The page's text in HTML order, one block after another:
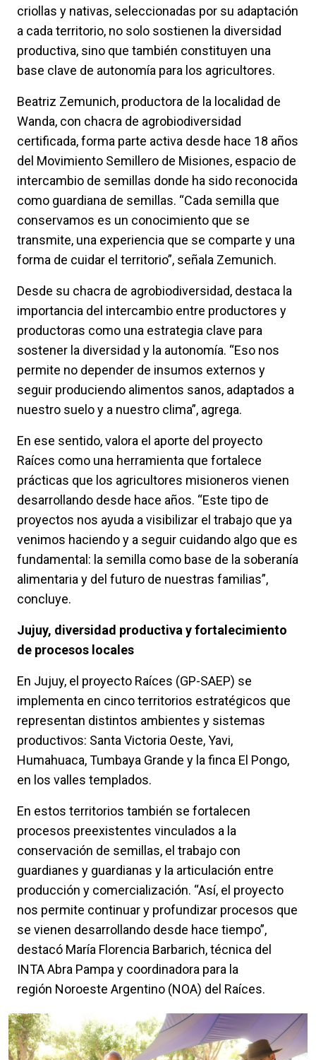
criollas y nativas, seleccionadas por su adaptación
a cada territorio, no solo sostienen la diversidad
productiva, sino que también constituyen una
base clave de autonomía para los agricultores.
Beatriz Zemunich, productora de la localidad de
Wanda, con chacra de agrobiodiversidad
certificada, forma parte activa desde hace 18 años
del Movimiento Semillero de Misiones, espacio de
intercambio de semillas donde ha sido reconocida
como guardiana de semillas. “Cada semilla que
conservamos es un conocimiento que se
transmite, una experiencia que se comparte y una
forma de cuidar el territorio”, señala Zemunich.
Desde su chacra de agrobiodiversidad, destaca la
importancia del intercambio entre productores y
productoras como una estrategia clave para
sostener la diversidad y la autonomía. “Eso nos
permite no depender de insumos externos y
seguir produciendo alimentos sanos, adaptados a
nuestro suelo y a nuestro clima”, agrega.
En ese sentido, valora el aporte del proyecto
Raíces como una herramienta que fortalece
prácticas que los agricultores misioneros vienen
desarrollando desde hace años. “Este tipo de
proyectos nos ayuda a visibilizar el trabajo que ya
venimos haciendo y a seguir cuidando algo que es
fundamental: la semilla como base de la soberanía
alimentaria y del futuro de nuestras familias”,
concluye.
Jujuy, diversidad productiva y fortalecimiento
de procesos locales
En Jujuy, el proyecto Raíces (GP-SAEP) se
implementa en cinco territorios estratégicos que
representan distintos ambientes y sistemas
productivos: Santa Victoria Oeste, Yavi,
Humahuaca, Tumbaya Grande y la finca El Pongo,
en los valles templados.
En estos territorios también se fortalecen
procesos preexistentes vinculados a la
conservación de semillas, el trabajo con
guardianes y guardianas y la articulación entre
producción y comercialización. “Así, el proyecto
nos permite continuar y profundizar procesos que
se vienen desarrollando desde hace tiempo”,
destacó María Florencia Barbarich, técnica del
INTA Abra Pampa y coordinadora para la
región Noroeste Argentino (NOA) del Raíces.